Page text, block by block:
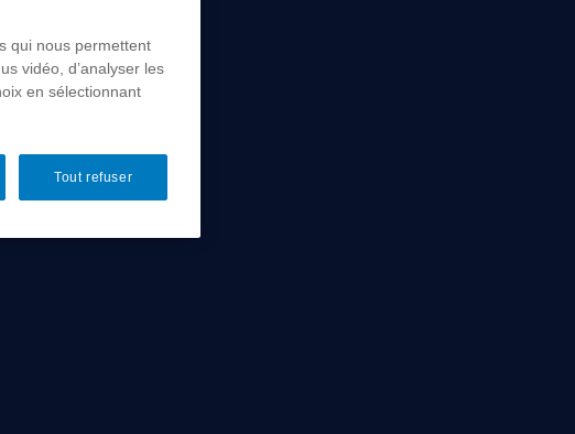
qui nous permettent
vidéo, d’analyser les
en sélectionnant
Tout refuser